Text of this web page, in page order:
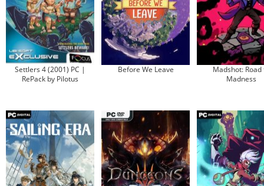
Settlers 4 (2001) PC |
RePack by Pilotus
Before We Leave
Madshot: Road
Madness